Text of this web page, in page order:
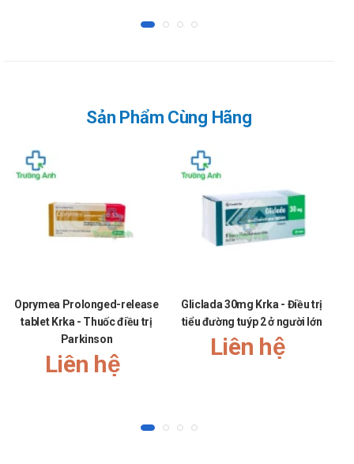
thành niên vì chưa xác định được hiệu lực và độ
Dùng liều đó ngay khi nhớ ra. Nếu gần đến giờ dùng liều
kế tiếp, hãy bỏ qua liều quên. Tuyệt đối, không dùng gấp
Chống chỉ định của Amlessa 8mg/10mg
Người quá mẫn cảm với Perindopril hoặc các thuốc ức chế
Bệnh nhân phù mạch tự phát hoặc do di truyền;
Quý 2 và 3 của thai kỳ.
Bệnh nhân hạ huyết áp mạnh;
Người quá mẫn cảm với Amlodipine hoặc các
dihydropyridine khác;
nhiều động mạch chủ);
Sản Phẩm Cùng Hãng
Oprymea Prolonged-release
tablet Krka - Thuốc điều trị
Parkinson
Liên hệ
Gliclada 30mg Krka - Điều trị
tiểu đường tuýp 2 ở người lớn
Liên hệ